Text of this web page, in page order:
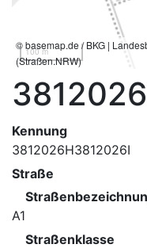
100 m
© basemap.de / BKG |
(Straßen.NRW)
Kennung
3812026H3812026I
Straße
A1
Straßenklasse